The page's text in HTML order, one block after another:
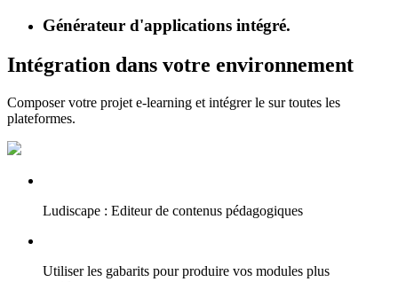
Générateur d'applications intégré.
Intégration dans votre environnement
Composer votre projet e-learning et intégrer le sur toutes les
plateformes.
Ludiscape : Editeur de contenus pédagogiques
Utiliser les gabarits pour produire vos modules plus